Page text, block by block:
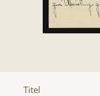
Titel